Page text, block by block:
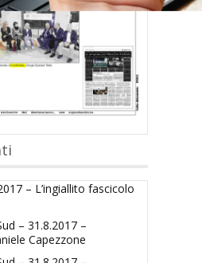
– L’ingiallito fascicolo
– 31.8.2017 –
Capezzone